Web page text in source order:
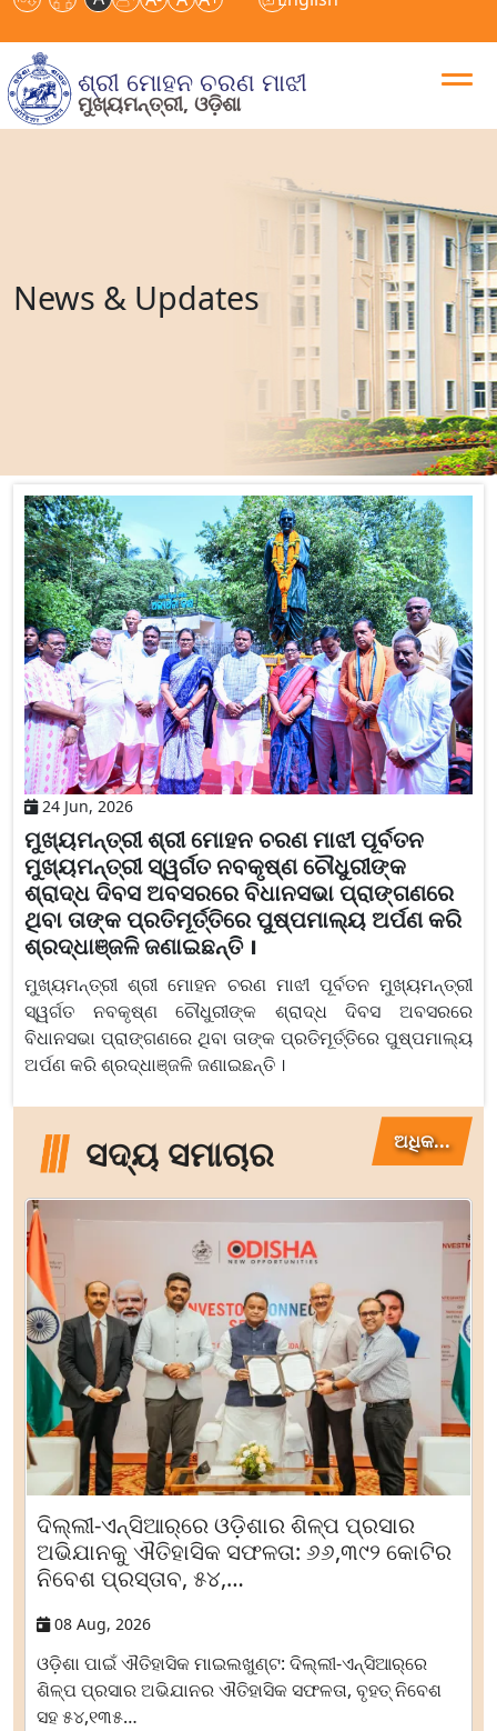
ଶ୍ରୀ ମୋହନ ଚରଣ ମାଝୀ
ମୁଖ୍ୟମନ୍ତ୍ରୀ, ଓଡ଼ିଶା
News & Updates
24 Jun, 2026
ମୁଖ୍ୟମନ୍ତ୍ରୀ ଶ୍ରୀ ମୋହନ ଚରଣ ମାଝୀ ପୂର୍ବତନ
ମୁଖ୍ୟମନ୍ତ୍ରୀ ସ୍ୱର୍ଗତ ନବକୃଷ୍ଣ ଚୌଧୁରୀଙ୍କ
ଶ୍ରାଦ୍ଧ ଦିବସ ଅବସରରେ ବିଧାନସଭା ପ୍ରାଙ୍ଗଣରେ
ଥିବା ତାଙ୍କ ପ୍ରତିମୂର୍ତ୍ତିରେ ପୁଷ୍ପମାଲ୍ୟ ଅର୍ପଣ କରି
ଶ୍ରଦ୍ଧାଞ୍ଜଳି ଜଣାଇଛନ୍ତି ।
ମୁଖ୍ୟମନ୍ତ୍ରୀ ଶ୍ରୀ ମୋହନ ଚରଣ ମାଝୀ ପୂର୍ବତନ ମୁଖ୍ୟମନ୍ତ୍ରୀ
ସ୍ୱର୍ଗତ ନବକୃଷ୍ଣ ଚୌଧୁରୀଙ୍କ ଶ୍ରାଦ୍ଧ ଦିବସ ଅବସରରେ
ବିଧାନସଭା ପ୍ରାଙ୍ଗଣରେ ଥିବା ତାଙ୍କ ପ୍ରତିମୂର୍ତ୍ତିରେ ପୁଷ୍ପମାଲ୍ୟ
ଅର୍ପଣ କରି ଶ୍ରଦ୍ଧାଞ୍ଜଳି ଜଣାଇଛନ୍ତି ।
ସଦ୍ୟ ସମାଚାର ଅଧିକ...
ଦିଲ୍ଲୀ-ଏନ୍‌ସିଆର୍‌ରେ ଓଡ଼ିଶାର ଶିଳ୍ପ ପ୍ରସାର
ଅଭିଯାନକୁ ଐତିହାସିକ ସଫଳତା: ୬୬,୩୯୨ କୋଟିର
ନିବେଶ ପ୍ରସ୍ତାବ, ୫୪,…
08 Aug, 2026
ଓଡ଼ିଶା ପାଇଁ ଐତିହାସିକ ମାଇଲଖୁଣ୍ଟ: ଦିଲ୍ଲୀ-ଏନ୍‌ସିଆର୍‌ରେ
ଶିଳ୍ପ ପ୍ରସାର ଅଭିଯାନର ଐତିହାସିକ ସଫଳତା, ବୃହତ୍‌ ନିବେଶ
ସହ ୫୪,୧୩୫…